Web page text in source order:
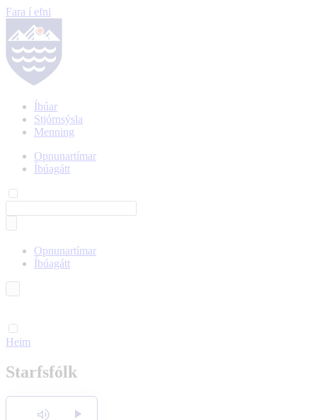
Fara í efni
Íbúar
Stjórnsýsla
Menning
Opnunartímar
Íbúagátt
Opnunartímar
Íbúagátt
Heim
Starfsfólk
Hlusta